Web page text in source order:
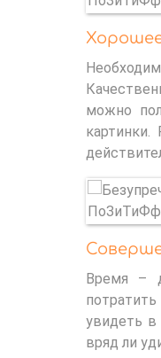
можно
Время –
увидеть в
вряд ли